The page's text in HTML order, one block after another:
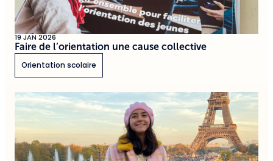
19 JAN 2026
Faire de l’orientation une cause collective
Orientation scolaire